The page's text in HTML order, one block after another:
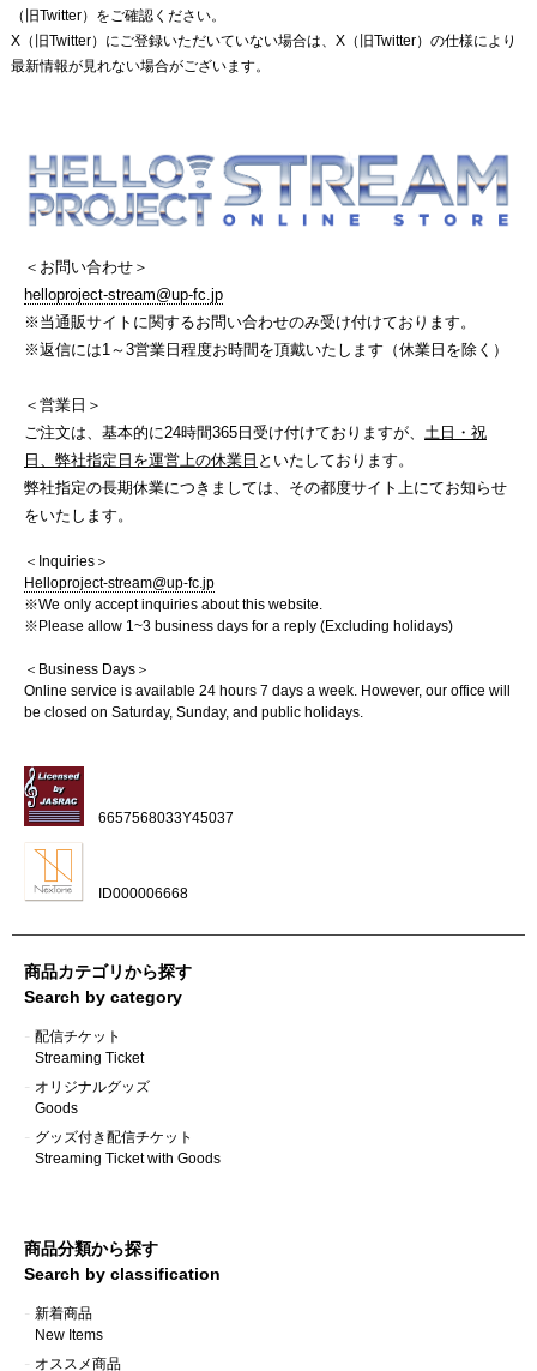
（旧Twitter）をご確認ください。
X（旧Twitter）にご登録いただいていない場合は、X（旧Twitter）の仕様により
最新情報が見れない場合がございます。
＜お問い合わせ＞
helloproject-stream@up-fc.jp
※当通販サイトに関するお問い合わせのみ受け付けております。
※返信には1～3営業日程度お時間を頂戴いたします（休業日を除く）
＜営業日＞
ご注文は、基本的に24時間365日受け付けておりますが、 土日・祝
日、弊社指定日を運営上の休業日 といたしております。
弊社指定の長期休業につきましては、その都度サイト上にてお知らせ
をいたします。
＜Inquiries＞
Helloproject-stream@up-fc.jp
※We only accept inquiries about this website.
※Please allow 1~3 business days for a reply (Excluding holidays)
＜Business Days＞
Online service is available 24 hours 7 days a week. However, our office will
be closed on Saturday, Sunday, and public holidays.
6657568033Y45037
ID000006668
商品カテゴリから探す
Search by category
配信チケット
Streaming Ticket
オリジナルグッズ
Goods
グッズ付き配信チケット
Streaming Ticket with Goods
商品分類から探す
Search by classification
新着商品
New Items
オススメ商品